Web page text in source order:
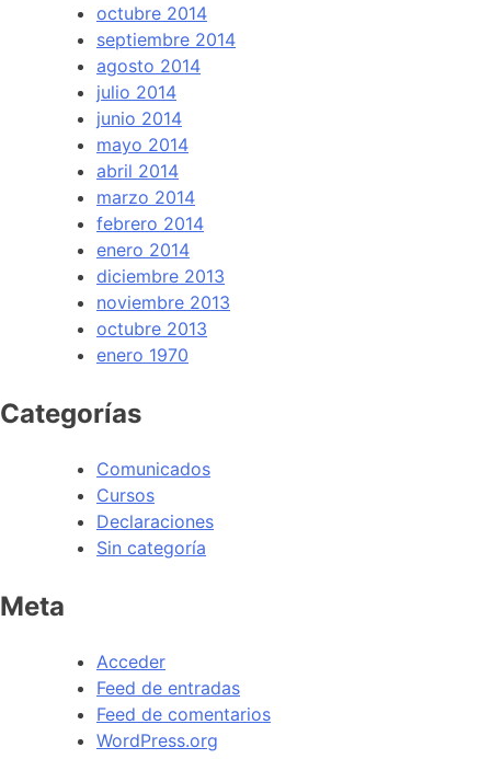
octubre 2014
septiembre 2014
agosto 2014
julio 2014
junio 2014
mayo 2014
abril 2014
marzo 2014
febrero 2014
enero 2014
diciembre 2013
noviembre 2013
octubre 2013
enero 1970
Categorías
Comunicados
Cursos
Declaraciones
Sin categoría
Meta
Acceder
Feed de entradas
Feed de comentarios
WordPress.org